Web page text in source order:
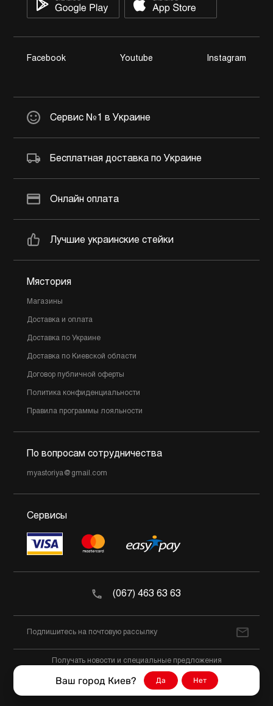
Facebook Youtube Instagram
Сервис №1 в Украине
Бесплатная доставка по Украине
Онлайн оплата
Лучшие украинские стейки
Мястория
Магазины
Доставка и оплата
Доставка по Украине
Доставка по Киевской области
Договор публичной оферты
Политика конфиденциальности
Правила программы лояльности
По вопросам сотрудничества
myastoriya@gmail.com
Сервисы
(067) 463 63 63
Получать новости и специальные предложения
@2026 Мястория Все права защищены
Ваш город Киев? Да Нет